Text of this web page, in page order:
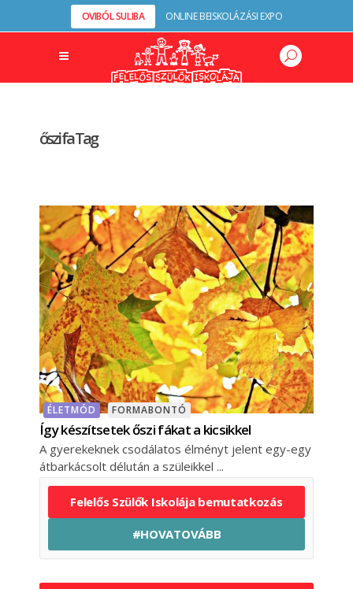
OVIBÓL SULIBA ONLINE BEISKOLÁZÁSI EXPO
őszi fa Tag
ÉLETMÓD FORMABONTÓ
Így készítsetek őszi fákat a kicsikkel
A gyerekeknek csodálatos élményt jelent egy-egy
átbarkácsolt délután a szüleikkel
Felelős Szülők Iskolája bemutatkozás
#HOVATOVÁBB